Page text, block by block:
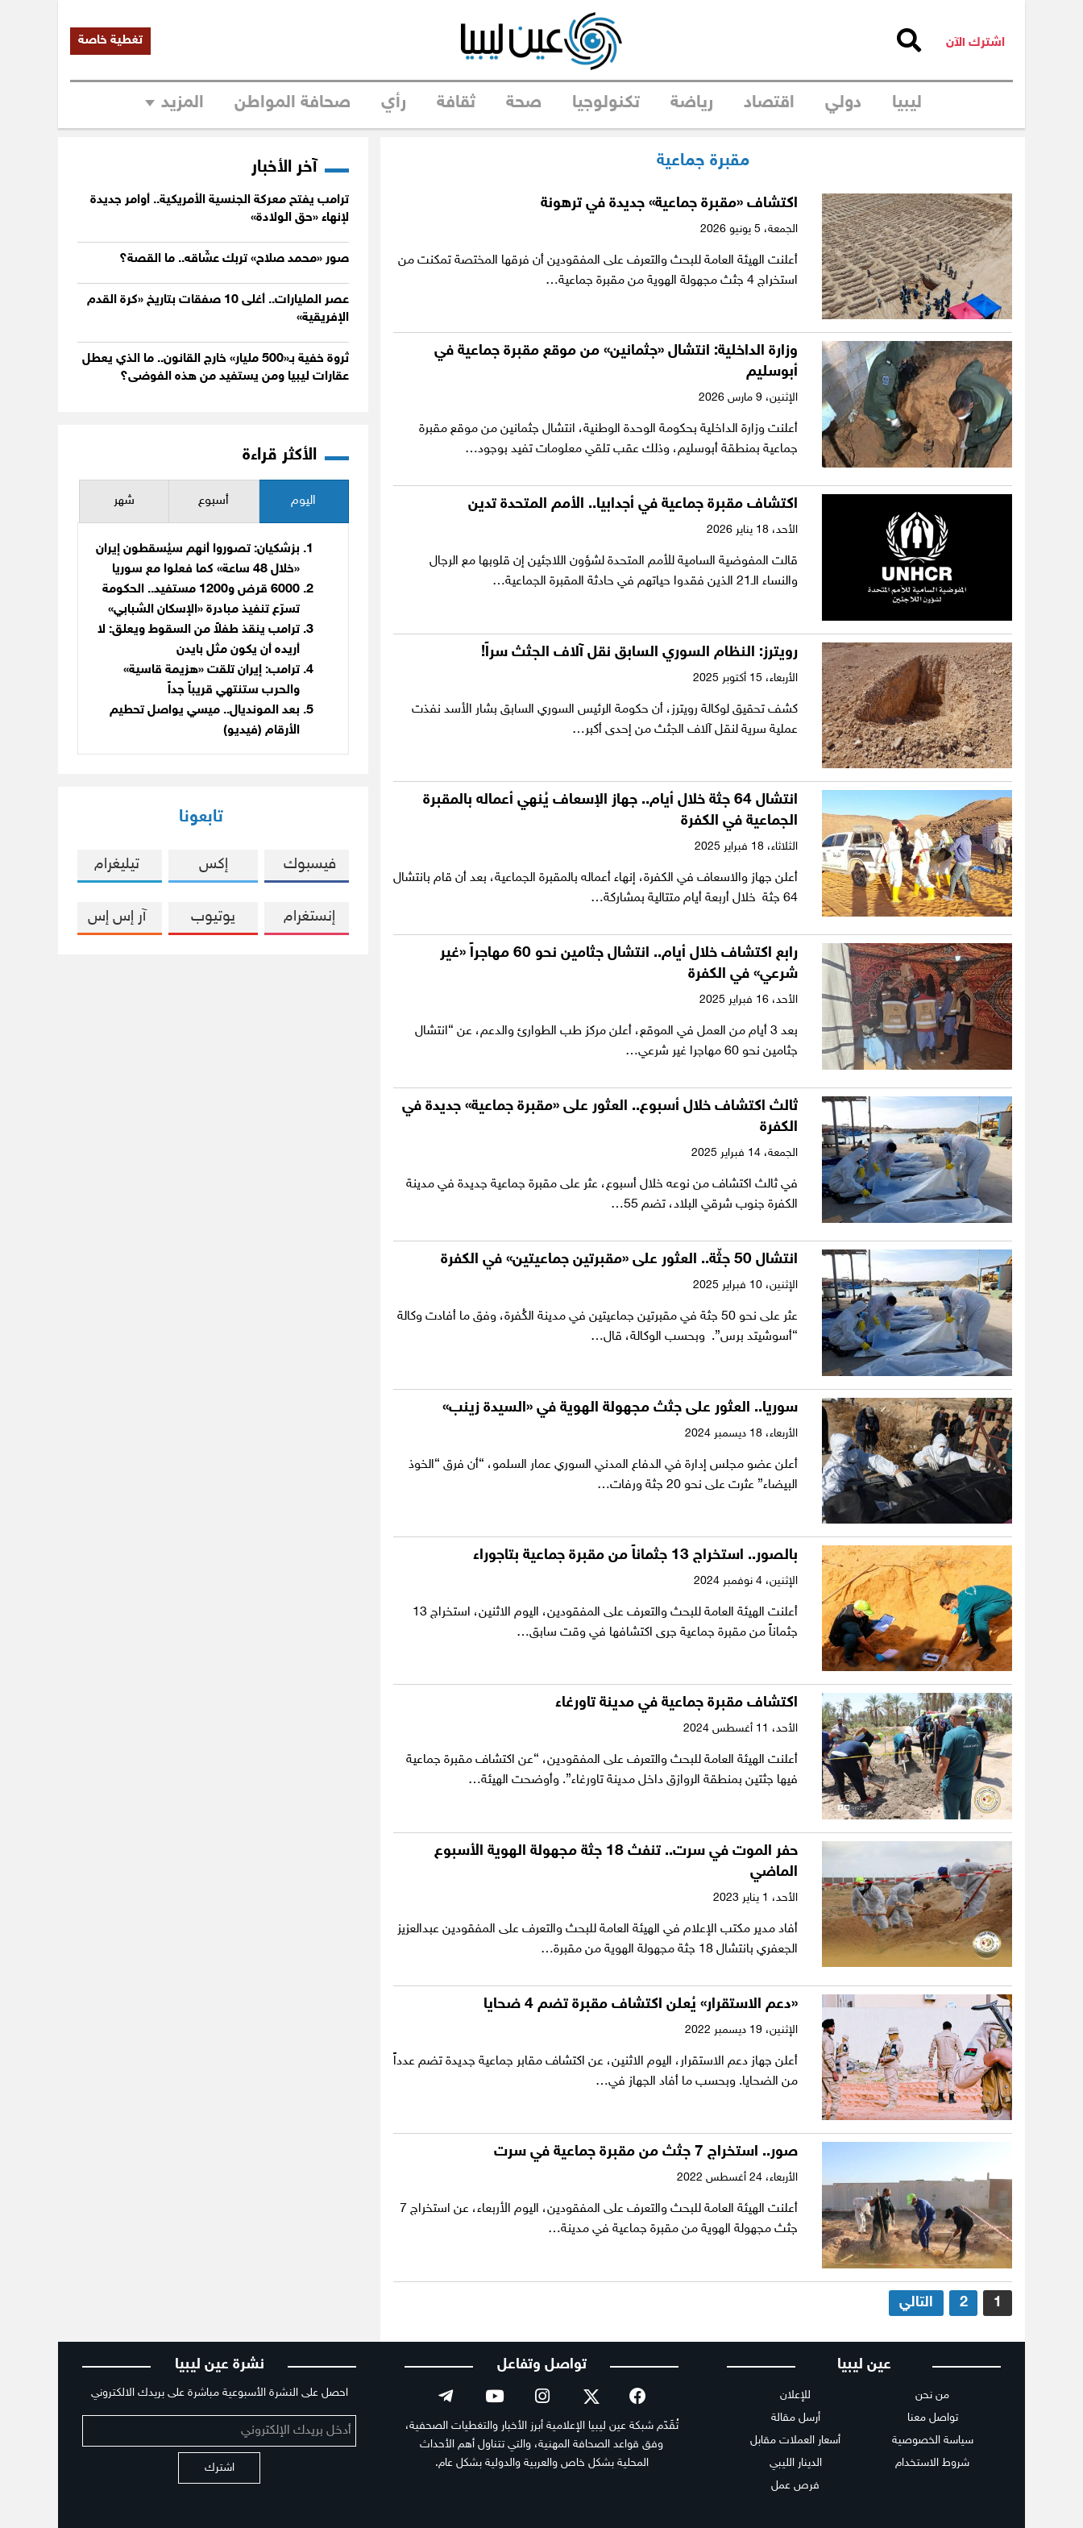
اشترك الآن تغطية خاصة
ليبيا دولي اقتصاد رياضة تكنولوجيا صحة ثقافة رأي صحافة المواطن المزيد
مقبرة جماعية
اكتشاف «مقبرة جماعية» جديدة في ترهونة
الجمعة،
أعلنت الهيئة العامة للبحث والتعرف على المفقودين أن فرقها المختصة تمكنت من
استخراج 4 جثث مجهولة الهوية من مقبرة جماعية…
وزارة الداخلية: انتشال «جثمانين» من موقع مقبرة جماعية في
أبوسليم
الإثنين،
أعلنت وزارة الداخلية بحكومة الوحدة الوطنية، انتشال جثمانين من موقع مقبرة
جماعية بمنطقة أبوسليم، وذلك عقب تلقي معلومات تفيد بوجود…
اكتشاف مقبرة جماعية في أجدابيا.. الأمم المتحدة تدين
الأحد،
قالت المفوضية السامية للأمم المتحدة لشؤون اللاجئين إن قلوبها مع الرجال
والنساء الـ21 الذين فقدوا حياتهم في حادثة المقبرة الجماعية…
رويترز: النظام السوري السابق نقل آلاف الجثث سراً!
الأربعاء،
كشف تحقيق لوكالة رويترز، أن حكومة الرئيس السوري السابق بشار الأسد نفذت
عملية سرية لنقل آلاف الجثث من إحدى أكبر…
انتشال 64 جثة خلال أيام.. جهاز الإسعاف يُنهي أعماله بالمقبرة
الجماعية في الكفرة
الثلاثاء،
أعلن جهاز والاسعاف في الكفرة، إنهاء أعماله بالمقبرة الجماعية، بعد أن قام بانتشال
64 جثة خلال أربعة أيام متتالية بمشاركة…
رابع اكتشاف خلال أيام.. انتشال جثامين نحو 60 مهاجراً «غير
شرعي» في الكفرة
الأحد،
بعد 3 أيام من العمل في الموقع، أعلن مركز طب الطوارئ والدعم، عن “انتشال
جثامين نحو 60 مهاجرا غير شرعي…
ثالث اكتشاف خلال أسبوع.. العثور على «مقبرة جماعية» جديدة في
الكفرة
الجمعة،
في ثالث اكتشاف من نوعه خلال أسبوع، عثر على مقبرة جماعية جديدة في مدينة
الكفرة جنوب شرقي البلاد، تضم 55…
انتشال 50 جثّة.. العثور على «مقبرتين جماعيتين» في الكفرة
الإثنين،
عثر على نحو 50 جثة في مقبرتين جماعيتين في مدينة الكُفرة، وفق ما أفادت وكالة
“أسوشيتد برس”. وبحسب الوكالة، قال…
سوريا.. العثور على جثث مجهولة الهوية في «السيدة زينب»
الأربعاء،
أعلن عضو مجلس إدارة في الدفاع المدني السوري عمار السلمو، “أن فرق “الخوذ
البيضاء” عثرت على نحو 20 جثة ورفات…
بالصور.. استخراج 13 جثماناً من مقبرة جماعية بتاجوراء
الإثنين،
أعلنت الهيئة العامة للبحث والتعرف على المفقودين، اليوم الاثنين، استخراج 13
جثماناً من مقبرة جماعية جرى اكتشافها في وقت سابق…
اكتشاف مقبرة جماعية في مدينة تاورغاء
الأحد،
أعلنت الهيئة العامة للبحث والتعرف على المفقودين، “عن اكتشاف مقبرة جماعية
فيها جثتين بمنطقة الروازق داخل مدينة تاورغاء”. وأوضحت الهيئة…
حفر الموت في سرت.. تنفث 18 جثة مجهولة الهوية الأسبوع
الماضي
الأحد،
أفاد مدير مكتب الإعلام في الهيئة العامة للبحث والتعرف على المفقودين عبدالعزيز
الجعفري بانتشال 18 جثة مجهولة الهوية من مقبرة…
«دعم الاستقرار»يُعلن اكتشاف مقبرة تضم 4 ضحايا
الإثنين،
أعلن جهاز دعم الاستقرار، اليوم الاثنين، عن اكتشاف مقابر جماعية جديدة تضم عدداً
من الضحايا. وبحسب ما أفاد الجهاز في…
صور.. استخراج 7 جثث من مقبرة جماعية في سرت
الأربعاء،
أعلنت الهيئة العامة للبحث والتعرف على المفقودين، اليوم الأربعاء، عن استخراج 7
جثث مجهولة الهوية من مقبرة جماعية في مدينة…
تعدد
المقالات
1
2 التالي
آخر الأخبار
ترامب يفتح معركة الجنسية الأمريكية.. أوامر جديدة
لإنهاء «حق الولادة»
صور «محمد صلاح» تربك عشّاقه.. ما القصة؟
عصر المليارات.. أغلى 10 صفقات بتاريخ «كرة القدم
الإفريقية»
ثروة خفية بـ«500 مليار» خارج القانون.. ما الذي يعطل
عقارات ليبيا ومن يستفيد من هذه الفوضى؟
الأكثر قراءة
اليوم أسبوع شهر
بزشكيان: تصوروا أنهم سيُسقطون إيران
«خلال 48 ساعة» كما فعلوا مع سوريا
6000 قرض و1200 مستفيد.. الحكومة
تسرّع تنفيذ مبادرة «الإسكان الشبابي»
ترامب ينقذ طفلاً من السقوط ويعلق: لا
أريده أن يكون مثل بايدن
ترامب: إيران تلقت «هزيمة قاسية»
والحرب ستنتهي قريباً جداً
بعد المونديال.. ميسي يواصل تحطيم
الأرقام (فيديو)
تابعونا
فيسبوك إكس تيليغرام
إنستغرام يوتيوب آر إس إس
عين ليبيا
من نحن
تواصل معنا
سياسة الخصوصية
شروط الاستخدام
للإعلان
أرسل مقالة
أسعار العملات مقابل
الدينار الليبي
فرص عمل
تواصل وتفاعل
تُقَدّم شبكة عين ليبيا الإعلامية أبرز الأخبار والتغطيات الصحفية،
وفق قواعد الصحافة المهنية، والتي تتناول أهم الأحداث
المحلية بشكل خاص والعربية والدولية بشكل عام.
نشرة عين ليبيا
احصل على النشرة الأسبوعية مباشرة على بريدك الالكتروني
اشترك